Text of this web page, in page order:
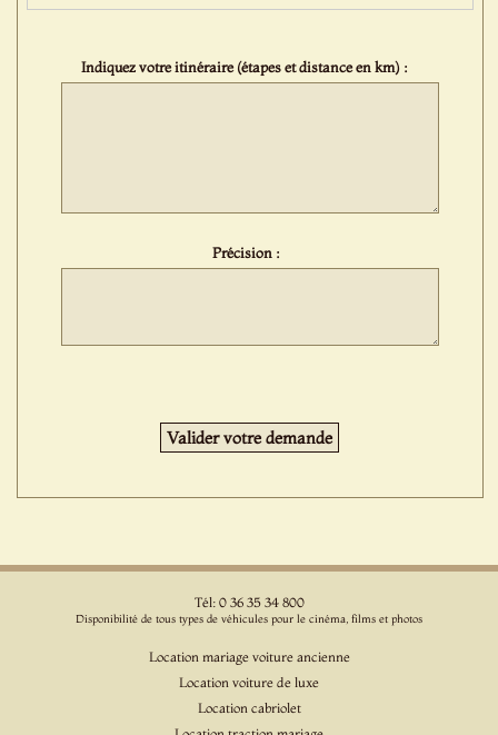
Indiquez votre itinéraire (étapes et distance en km) :
Précision :
Tél: 0 36 35 34 800
Disponibilité de tous types de véhicules pour le cinéma, films et photos
Location mariage voiture ancienne
Location voiture de luxe
Location cabriolet